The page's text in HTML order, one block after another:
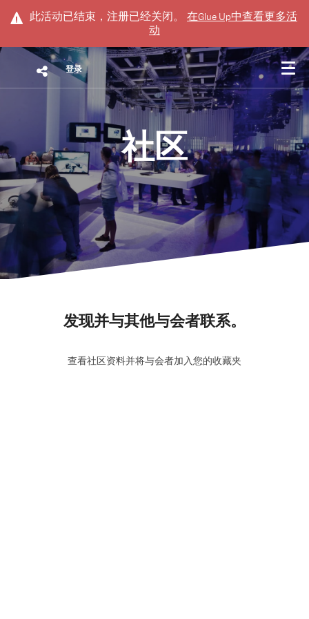
此活动已结束，注册已经关闭。 在Glue Up中查看更多活
动
登录
社区
发现并与其他与会者联系。
查看社区资料并将与会者加入您的收藏夹